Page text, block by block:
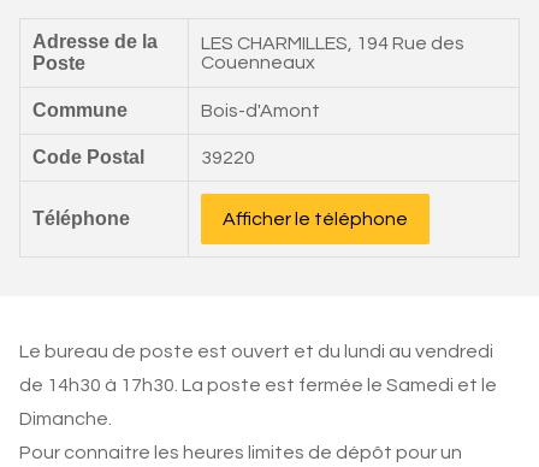
Adresse de la
Poste
LES CHARMILLES, 194 Rue des
Couenneaux
Commune Bois-d'Amont
Code Postal 39220
Téléphone Afficher le téléphone
Le bureau de poste est ouvert et du lundi au vendredi
de 14h30 à 17h30. La poste est fermée le Samedi et le
Dimanche.
Pour connaitre les heures limites de dépôt pour un